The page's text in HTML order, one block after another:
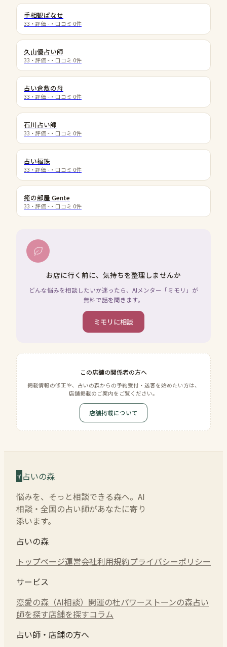
手相観ぱなせ
33 ・評価 - ・口コミ 0件
久山優占い師
33 ・評価 - ・口コミ 0件
占い倉敷の母
33 ・評価 - ・口コミ 0件
石川占い師
33 ・評価 - ・口コミ 0件
占い福珠
33 ・評価 - ・口コミ 0件
癒の部屋 Gente
33 ・評価 - ・口コミ 0件
お店に行く前に、気持ちを整理しませんか
どんな悩みを相談したいか迷ったら、AIメンター「ミモリ」が
無料で話を聞きます。
ミモリに相談
この店舗の関係者の方へ
掲載情報の修正や、占いの森からの予約受付・送客を始めたい方は、
店舗掲載のご案内をご覧ください。
店舗掲載について
占いの森
悩みを、そっと相談できる森へ。AI
相談・全国の占い師があなたに寄り
添います。
占いの森
トップページ運営会社利用規約プライバシーポリシー
サービス
恋愛の森（AI相談） 開運の杜パワーストーンの森占い
師を探す店舗を探すコラム
占い師・店舗の方へ